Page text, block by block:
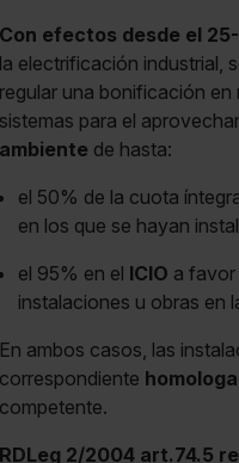
Con efectos desde el
la electrificación industrial,
regular una bonificación
sistemas para el
ambiente de hasta:
el 50% de la cuota
en los que se hayan
el 95% en el ICIO a
instalaciones u obras en
En ambos casos, las
correspondiente
competente.
RDLeg 2/2004 art.74.5